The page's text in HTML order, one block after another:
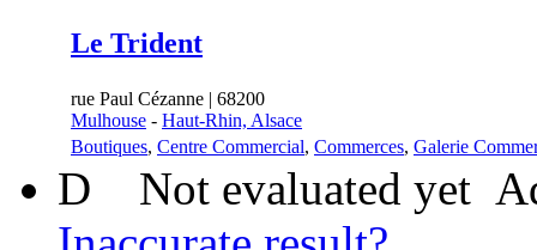
Le Trident
rue Paul Cézanne | 68200
Mulhouse - Haut-Rhin, Alsace
Boutiques, Centre Commercial, Commerces, Galerie
D Not evaluated yet